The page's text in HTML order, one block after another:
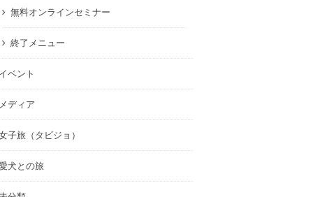
無料オンラインセミナー
終了メニュー
イベント
メディア
子旅（タビジョ）
犬との旅